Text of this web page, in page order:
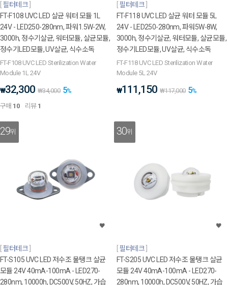
필터테크
FT-F108 UVC LED 살균 워터 모듈 1L
24V - LED250-280nm, 파워1.5W-2W,
3000h, 정수기살균, 워터모듈, 살균모듈,
정수기LED모듈, UV살균, 식수소독
FT-F108 UVC LED Sterilization Water
Module 1L 24V
₩32,300 ₩34,000 5%
구매 10 리뷰 1
필터테크
FT-F118 UVC LED 살균 워터 모듈 5L
24V - LED250-280nm, 파워5W-8W,
3000h, 정수기살균, 워터모듈, 살균모듈,
정수기LED모듈, UV살균, 식수소독
FT-F118 UVC LED Sterilization Water
Module 5L 24V
₩111,150 ₩117,000 5%
29위
필터테크
FT-S105 UVC LED 저수조 물탱크 살균
모듈 24V 40mA-100mA - LED270-
280nm, 10000h, DC500V, 50HZ, 가습
30위
필터테크
FT-S205 UVC LED 저수조 물탱크 살균
모듈 24V 40mA-100mA - LED270-
280nm, 10000h, DC500V, 50HZ, 가습